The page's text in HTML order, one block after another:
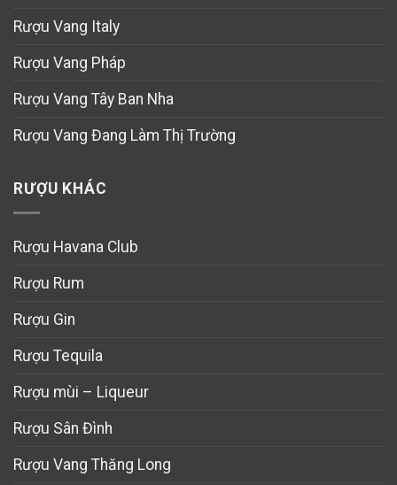
Rượu Vang Italy
Rượu Vang Pháp
Rượu Vang Tây Ban Nha
Rượu Vang Đang Làm Thị Trường
RƯỢU KHÁC
Rượu Havana Club
Rượu Rum
Rượu Gin
Rượu Tequila
Rượu mùi – Liqueur
Rượu Sân Đình
Rượu Vang Thăng Long